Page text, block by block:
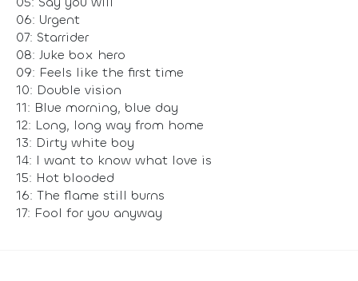
06: Urgent
07: Starrider
08: Juke box hero
09: Feels like the first time
10: Double vision
11: Blue morning, blue day
12: Long, long way from home
13: Dirty white boy
14: I want to know what love is
15: Hot blooded
16: The flame still burns
17: Fool for you anyway